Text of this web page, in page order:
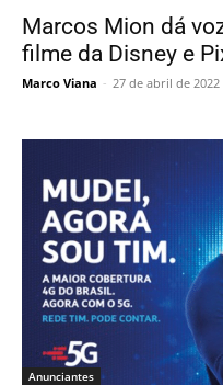
Marcos Mion dá
filme da Disney e
Marco Viana - 27 de abril de 2022
Anunciantes